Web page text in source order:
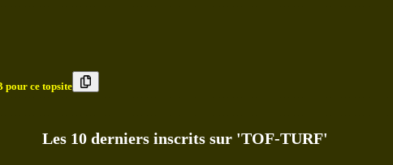
pour ce topsite
Les 10 derniers inscrits sur 'TOF-TURF'